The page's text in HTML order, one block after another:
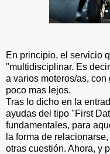
En principio, el servicio
"multidisciplinar. Es
a varios moteros/as,
poco mas lejos.
Tras lo dicho en la
ayudas del tipo "First
fundamentales, para
la forma de
otras cuestión. Ahora, y